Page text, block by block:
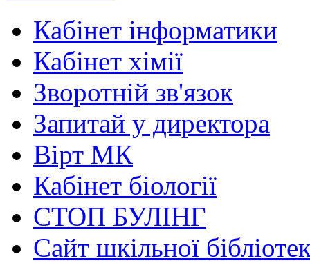
Кабінет інформатики
Кабінет хімії
Зворотній зв'язок
Запитай у директора
Вірт МК
Кабінет біології
СТОП БУЛІНГ
Сайт шкільної